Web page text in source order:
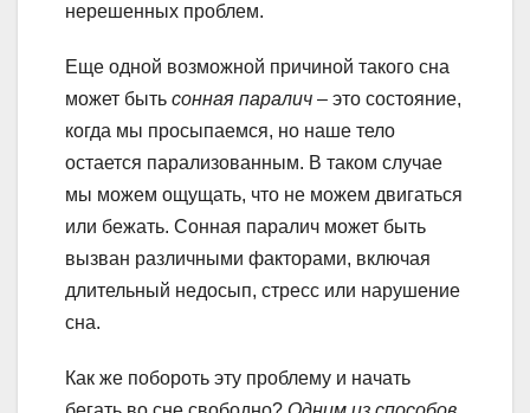
нерешенных проблем.
Еще одной возможной причиной такого сна
может быть сонная паралич – это состояние,
когда мы просыпаемся, но наше тело
остается парализованным. В таком случае
мы можем ощущать, что не можем двигаться
или бежать. Сонная паралич может быть
вызван различными факторами, включая
длительный недосып, стресс или нарушение
сна.
Как же побороть эту проблему и начать